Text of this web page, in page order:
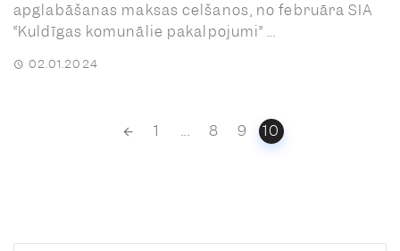
apglabāšanas maksas celšanos, no februāra SIA
“Kuldīgas komunālie pakalpojumi” ...
02.01.2024
1 ... 8 9 10